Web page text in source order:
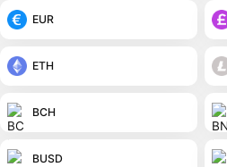
EUR
ETH
BCH
BUSD